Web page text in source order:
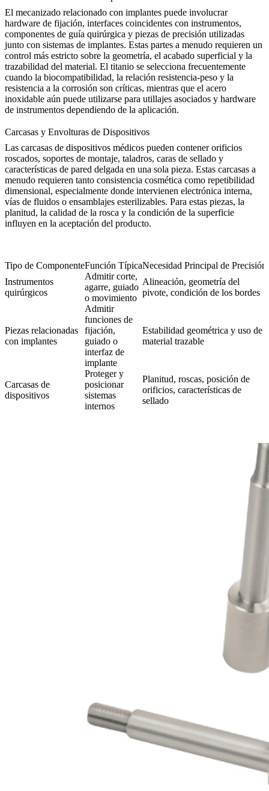
El mecanizado relacionado con implantes puede involucrar
hardware de fijación, interfaces coincidentes con instrumentos,
componentes de guía quirúrgica y piezas de precisión utilizadas
junto con sistemas de implantes. Estas partes a menudo requieren un
control más estricto sobre la geometría, el acabado superficial y la
trazabilidad del material. El titanio se selecciona frecuentemente
cuando la biocompatibilidad, la relación resistencia-peso y la
resistencia a la corrosión son críticas, mientras que el acero
inoxidable aún puede utilizarse para utillajes asociados y hardware
de instrumentos dependiendo de la aplicación.
Carcasas y Envolturas de Dispositivos
Las carcasas de dispositivos médicos pueden contener orificios
roscados, soportes de montaje, taladros, caras de sellado y
características de pared delgada en una sola pieza. Estas carcasas a
menudo requieren tanto consistencia cosmética como repetibilidad
dimensional, especialmente donde intervienen electrónica interna,
vías de fluidos o ensamblajes esterilizables. Para estas piezas, la
planitud, la calidad de la rosca y la condición de la superficie
influyen en la aceptación del producto.
Tipo de ComponenteFunción TípicaNecesidad Principal de Precisión
Instrumentos
quirúrgicos
Admitir corte,
agarre, guiado
o movimiento
Alineación, geometría del
pivote, condición de los bordes
Piezas relacionadas
con implantes
Admitir
funciones de
fijación,
guiado o
interfaz de
implante
Estabilidad geométrica y uso de
material trazable
Carcasas de
dispositivos
Proteger y
posicionar
sistemas
internos
Planitud, roscas, posición de
orificios, características de
sellado